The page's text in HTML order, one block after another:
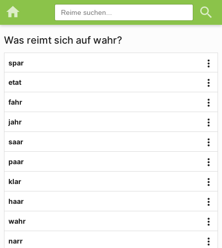
Was reimt sich auf wahr?
spar
etat
fahr
jahr
saar
paar
klar
haar
wahr
narr